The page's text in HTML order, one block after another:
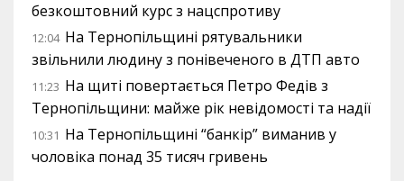
безкоштовний курс з нацспротиву
12:04 На Тернопільщині рятувальники
звільнили людину з понівеченого в ДТП авто
11:23 На щиті повертається Петро Федів з
Тернопільщини: майже рік невідомості та надії
10:31 На Тернопільщині “банкір” виманив у
чоловіка понад 35 тисяч гривень